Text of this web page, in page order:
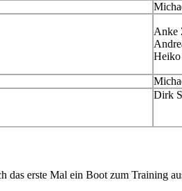
Anke
Dirk
das erste Mal ein Boot zum Training